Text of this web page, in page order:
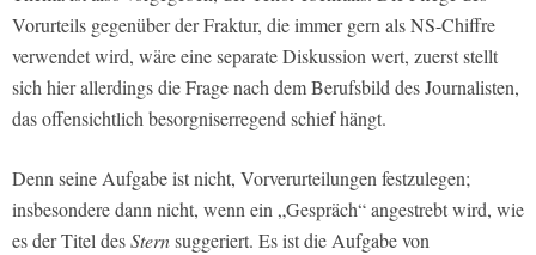
Vorurteils gegenüber der Fraktur, die immer gern als NS-Chiffre
verwendet wird, wäre eine separate Diskussion wert, zuerst stellt
sich hier allerdings die Frage nach dem Berufsbild des Journalisten,
das offensichtlich besorgniserregend schief hängt.
Denn seine Aufgabe ist nicht, Vorverurteilungen festzulegen;
insbesondere dann nicht, wenn ein „Gespräch“ angestrebt wird, wie
es der Titel desSternsuggeriert. Es ist die Aufgabe von